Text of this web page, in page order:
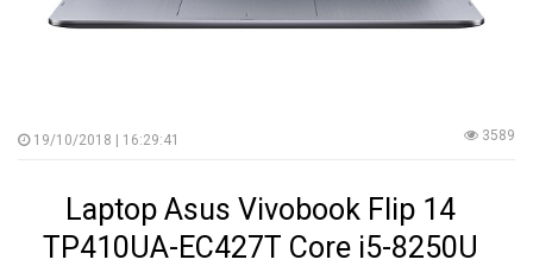
19/10/2018 | 16:29:41 3589
Laptop Asus Vivobook Flip 14
TP410UA-EC427T Core i5-8250U